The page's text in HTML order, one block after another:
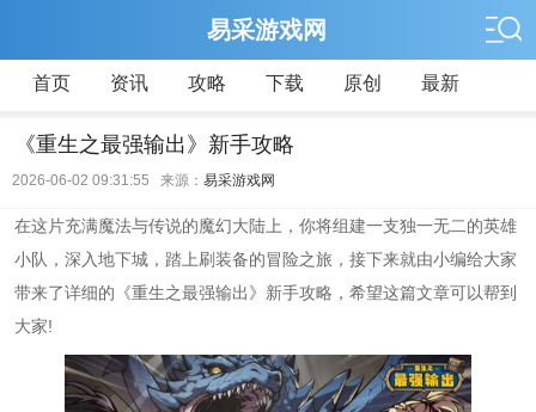
易采游戏网
首页 资讯 攻略 下载 原创 最新
《重生之最强输出》新手攻略
2026-06-02 09:31:55 来源： 易采游戏网
在这片充满魔法与传说的魔幻大陆上，你将组建一支独一无二的英雄
小队，深入地下城，踏上刷装备的冒险之旅，接下来就由小编给大家
带来了详细的《重生之最强输出》新手攻略，希望这篇文章可以帮到
大家!